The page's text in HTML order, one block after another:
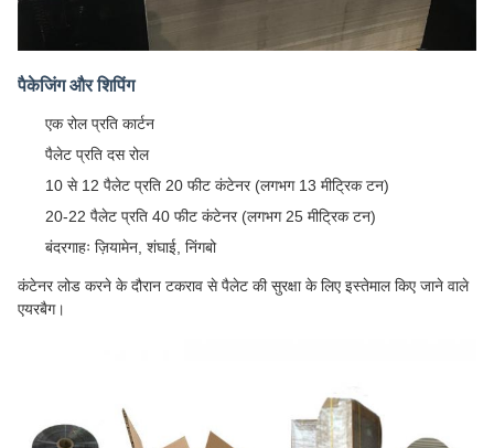
पैकेजिंग और शिपिंग
एक रोल प्रति कार्टन
पैलेट प्रति दस रोल
10 से 12 पैलेट प्रति 20 फीट कंटेनर (लगभग 13 मीट्रिक टन)
20-22 पैलेट प्रति 40 फीट कंटेनर (लगभग 25 मीट्रिक टन)
बंदरगाहः ज़ियामेन, शंघाई, निंगबो
कंटेनर लोड करने के दौरान टकराव से पैलेट की सुरक्षा के लिए इस्तेमाल किए जाने वाले
एयरबैग।